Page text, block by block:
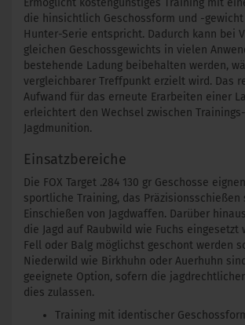
Ermöglicht kostengünstiges Training mit
die hinsichtlich Geschossform und -gewicht
Hunter-Serie entspricht. Dadurch kann bei
gleichen Geschossgewichts in vielen
bestehende Ladung beibehalten werden,
vergleichbarer Treffpunkt erzielt wird. Das
Aufwand für das erneute Erarbeiten einer
erleichtert den Wechsel zwischen
Jagdmunition.
Einsatzbereiche
Die FOX Target .284 130 gr Geschosse
sportliche Training, das Präzisionsschießen
Einschießen von Jagdwaffen. Darüber
die Jagd auf Raubwild wie Fuchs eingesetzt
Fell oder Balg möglichst geschont werden
Niederwild wie Birkhuhn oder Auerhuhn
geeignete Option, sofern die
dies zulassen.
Training mit identischer